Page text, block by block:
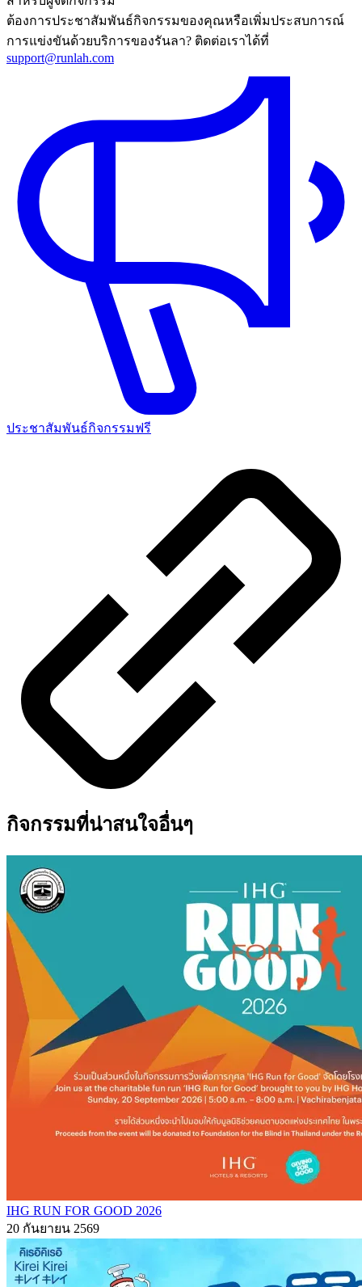
ต้องการประชาสัมพันธ์กิจกรรมของคุณหรือเพิ่มประสบการณ์
การแข่งขันด้วยบริการของรันลา? ติดต่อเราได้ที่
support@runlah.com
ประชาสัมพันธ์กิจกรรมฟรี
กิจกรรมที่น่าสนใจอื่นๆ
IHG RUN FOR GOOD 2026
20 กันยายน 2569